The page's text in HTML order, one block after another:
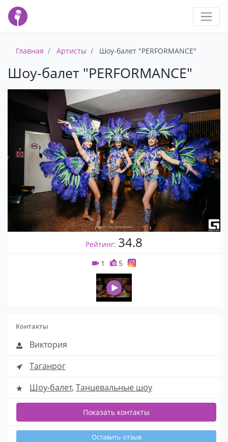
Главная Артисты Шоу-балет "PERFORMANCE"
Шоу-балет "PERFORMANCE"
Рейтинг: 34.8
1 5
Контакты
Виктория
Таганрог
Шоу-балет, Танцевальные шоу
Показать контакты
Оставить отзыв